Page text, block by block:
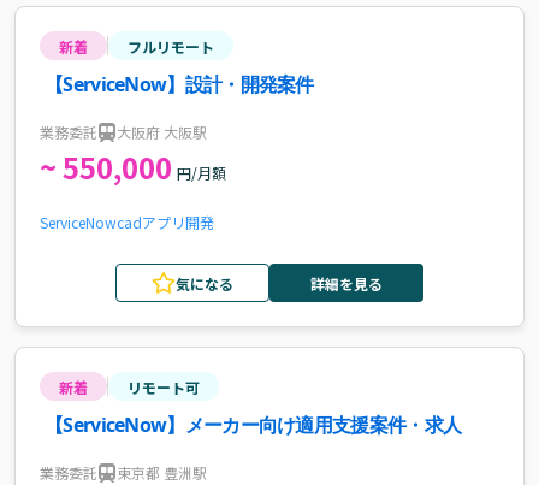
新着 フルリモート
【ServiceNow】設計・開発案件
業務委託 大阪府 大阪駅
~ 550,000 円/月額
ServiceNowcadアプリ開発
気になる 詳細を見る
新着 リモート可
【ServiceNow】メーカー向け適用支援案件・求人
業務委託 東京都 豊洲駅